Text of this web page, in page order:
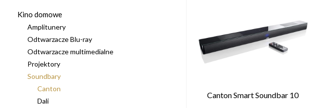
Kino domowe
Amplitunery
Odtwarzacze Blu-ray
Odtwarzacze multimedialne
Projektory
Soundbary
Canton
Dali
Canton Smart Soundbar 10